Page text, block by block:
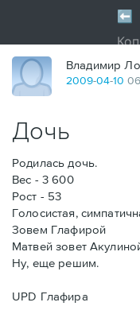
Владимир
2009-04-10
Дочь
Родилась дочь.
Вес - 3 600
Рост - 53
Голосистая,
Зовем Глафирой
Матвей зовет
Ну, еще решим.
UPD Глафира